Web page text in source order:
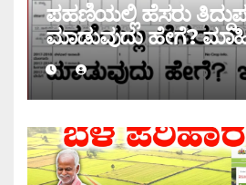
ಪಹಣಿಯಲ್ಲಿ ಹೆಸರು
ಮಾಡುವುದು ಹೇಗೆ?